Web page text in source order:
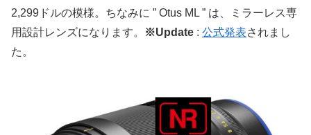
2,299ドルの模様。ちなみに ” Otus ML ” は、ミラーレス専
用設計レンズになります。
※Update : 公式発表されまし
た。